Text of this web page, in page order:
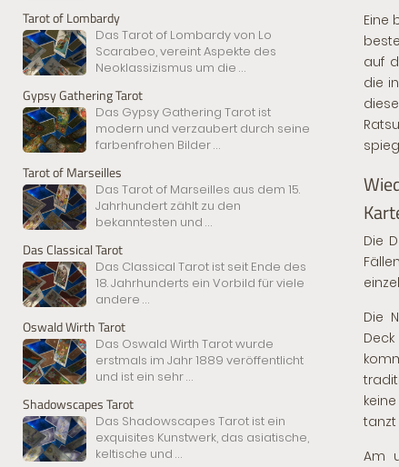
Tarot of Lombardy
Das Tarot of Lombardy von Lo
Scarabeo, vereint Aspekte des
Neoklassizismus um die ...
Gypsy Gathering Tarot
Das Gypsy Gathering Tarot ist
modern und verzaubert durch seine
farbenfrohen Bilder...
Tarot of Marseilles
Das Tarot of Marseilles aus dem 15.
Jahrhundert zählt zu den
bekanntesten und ...
Das Classical Tarot
Das Classical Tarot ist seit Ende des
18. Jahrhunderts ein Vorbild für viele
andere ...
Oswald Wirth Tarot
Das Oswald Wirth Tarot wurde
erstmals im Jahr 1889 veröffentlicht
und ist ein sehr...
Shadowscapes Tarot
Das Shadowscapes Tarot ist ein
exquisites Kunstwerk, das asiatische,
keltische und ...
Eine
auf
die
Die
Die
tanzt
Am